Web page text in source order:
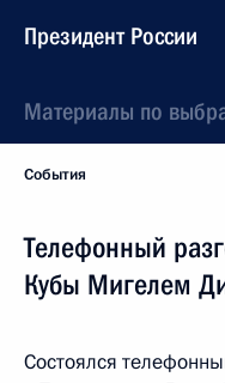
Президент России
Материалы по
События
Телефонный
Кубы Мигелем
Состоялся